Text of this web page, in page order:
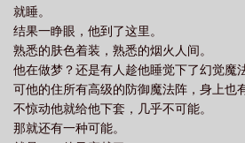
就睡。
结果一睁眼，他到了这里。
熟悉的肤色着装，熟悉的烟火人间。
他在做梦？还是有人趁他睡觉下了幻觉魔
可他的住所有高级的防御魔法阵，身上也
不惊动他就给他下套，几乎不可能。
那就还有一种可能。